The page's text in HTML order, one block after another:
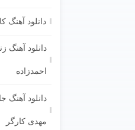
دانلود آهنگ
دانلود
احمدزاده
دانلود آهنگ
مهدی کارگر